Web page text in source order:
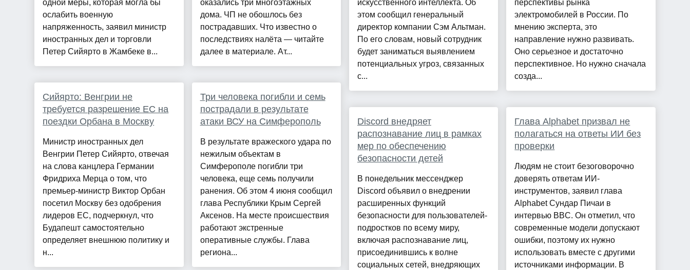
одной меры, которая могла бы
ослабить военную
напряженность, заявил министр
иностранных дел и торговли
Петер Сийярто в Жамбеке в...
Сийярто: Венгрии не
требуется разрешение ЕС на
поездки Орбана в Москву
Министр иностранных дел
Венгрии Петер Сийярто, отвечая
на слова канцлера Германии
Фридриха Мерца о том, что
премьер-министр Виктор Орбан
посетил Москву без одобрения
лидеров ЕС, подчеркнул, что
Будапешт самостоятельно
определяет внешнюю политику и
н...
оказались три многоэтажных
дома. ЧП не обошлось без
пострадавших. Что известно о
последствиях налёта — читайте
далее в материале. Ат...
Три человека погибли и семь
пострадали в результате
атаки ВСУ на Симферополь
В результате вражеского удара по
нежилым объектам в
Симферополе погибли три
человека, еще семь получили
ранения. Об этом 4 июня сообщил
глава Республики Крым Сергей
Аксенов. На месте происшествия
работают экстренные
оперативные службы. Глава
региона...
искусственного интеллекта. Об
этом сообщил генеральный
директор компании Сэм Альтман.
По его словам, новый сотрудник
будет заниматься выявлением
потенциальных угроз, связанных
с...
Discord внедряет
распознавание лиц в рамках
мер по обеспечению
безопасности детей
В понедельник мессенджер
Discord объявил о внедрении
расширенных функций
безопасности для пользователей-
подростков по всему миру,
включая распознавание лиц,
присоединившись к волне
социальных сетей, внедряющих
перспективы рынка
электромобилей в России. По
мнению эксперта, это
направление нужно развивать.
Оно серьезное и достаточно
перспективное. Но нужно сначала
созда...
Глава Alphabet призвал не
полагаться на ответы ИИ без
проверки
Людям не стоит безоговорочно
доверять ответам ИИ-
инструментов, заявил глава
Alphabet Сундар Пичаи в
интервью BBC. Он отметил, что
современные модели допускают
ошибки, поэтому их нужно
использовать вместе с другими
источниками информации. В